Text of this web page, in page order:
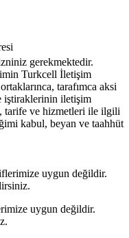
gerekmektedir.
Turkcell İletişim
tarafımca aksi
iştiraklerinin iletişim
tarife ve hizmetleri ile ilgili
kabul, beyan ve taahhüt
uygun değildir.
uygun değildir.